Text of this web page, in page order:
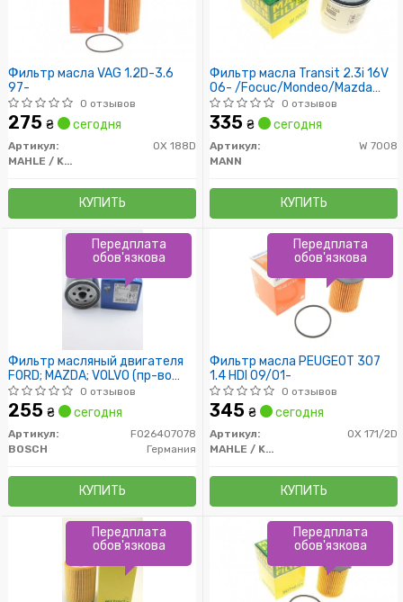
Фильтр масла VAG 1.2D-3.6
97-
0 отзывов
275 ₴ сегодня
Артикул:
OX 188D
MAHLE / KNECHT
КУПИТЬ
Фильтр масла Transit 2.3i 16V
06- /Focuc/Mondeo/Mazda
1.8/2.0 00-
0 отзывов
335 ₴ сегодня
Артикул:
W 7008
MANN
КУПИТЬ
Фильтр масляный двигателя
FORD; MAZDA; VOLVO (пр-во
Bosch)
0 отзывов
255 ₴ сегодня
Артикул:
F026407078
BOSCH
Германия
КУПИТЬ
Передплата
обов'язкова
Фильтр масла PEUGEOT 307
1.4 HDI 09/01-
0 отзывов
345 ₴ сегодня
Артикул:
OX 171/2D
MAHLE / KNECHT
КУПИТЬ
Передплата
обов'язкова
Передплата
обов'язкова
Передплата
обов'язкова